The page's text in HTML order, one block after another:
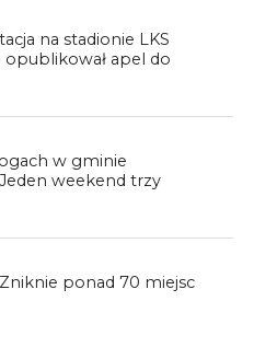
na stadionie LKS
opublikował apel do
w gminie
weekend trzy
ponad 70 miejsc